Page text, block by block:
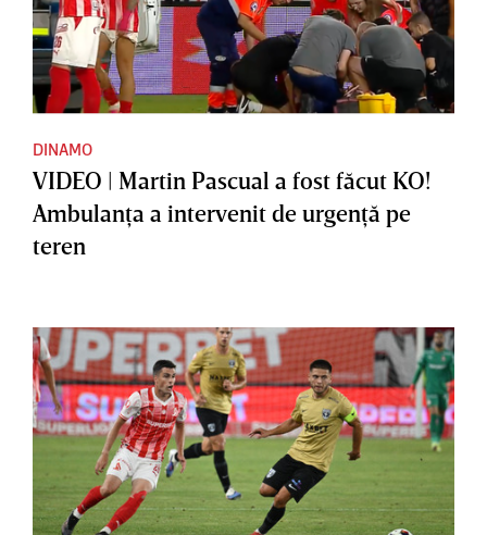
DINAMO
VIDEO | Martin Pascual a fost făcut KO!
Ambulanţa a intervenit de urgenţă pe
teren